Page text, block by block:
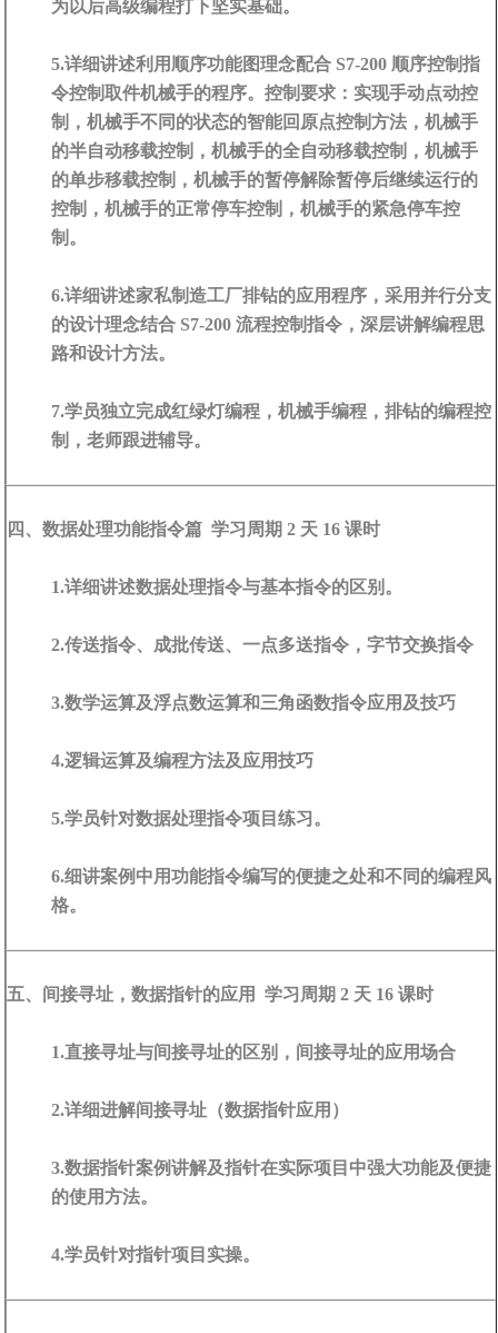
为以后高级编程打下坚实基础。
5.详细讲述利用顺序功能图理念配合 S7-200 顺序控制指
令控制取件机械手的程序。控制要求：实现手动点动控
制，机械手不同的状态的智能回原点控制方法，机械手
的半自动移载控制，机械手的全自动移载控制，机械手
的单步移载控制，机械手的暂停解除暂停后继续运行的
控制，机械手的正常停车控制，机械手的紧急停车控
制。
6.详细讲述家私制造工厂排钻的应用程序，采用并行分支
的设计理念结合 S7-200 流程控制指令，深层讲解编程思
路和设计方法。
7.学员独立完成红绿灯编程，机械手编程，排钻的编程控
制，老师跟进辅导。
四、数据处理功能指令篇 学习周期 2 天 16 课时
1.详细讲述数据处理指令与基本指令的区别。
2.传送指令、成批传送、一点多送指令，字节交换指令
3.数学运算及浮点数运算和三角函数指令应用及技巧
4.逻辑运算及编程方法及应用技巧
5.学员针对数据处理指令项目练习。
6.细讲案例中用功能指令编写的便捷之处和不同的编程风
格。
五、间接寻址，数据指针的应用 学习周期 2 天 16 课时
1.直接寻址与间接寻址的区别，间接寻址的应用场合
2.详细进解间接寻址（数据指针应用）
3.数据指针案例讲解及指针在实际项目中强大功能及便捷
的使用方法。
4.学员针对指针项目实操。